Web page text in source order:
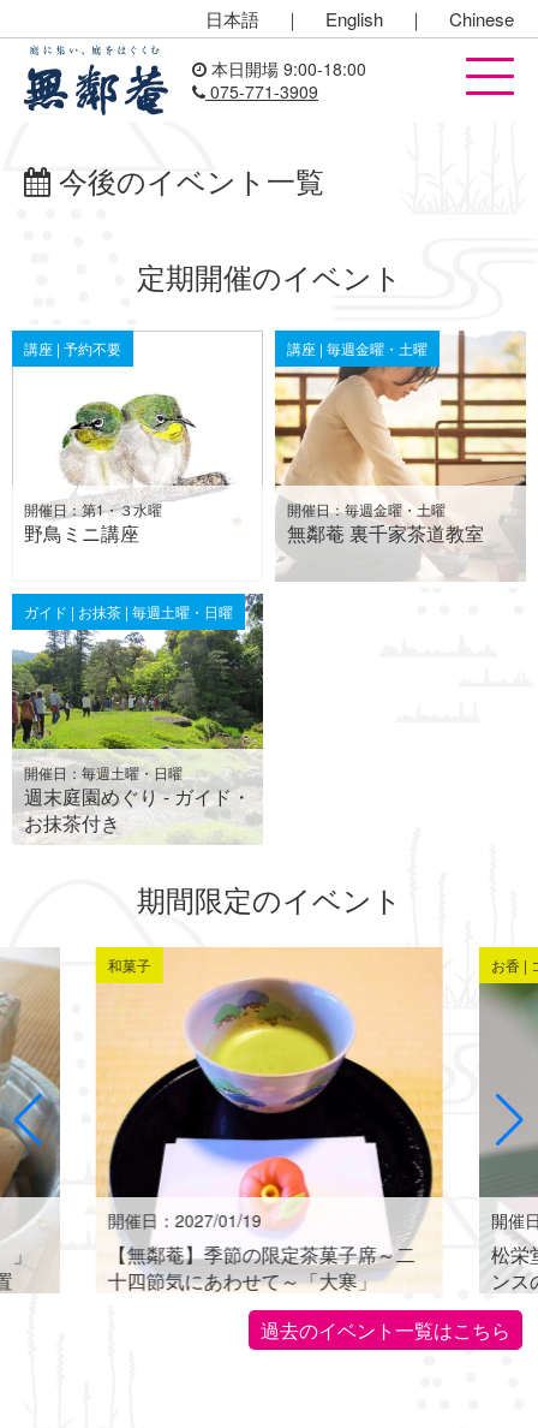
日本語 ｜ English ｜ Chinese
本日開場 9:00-18:00
075-771-3909
今後のイベント一覧
定期開催のイベント
講座 | 予約不要
開催日：第1・３水曜
野鳥ミニ講座
講座 | 毎週金曜・土曜
開催日：毎週金曜・土曜
無鄰菴 裏千家茶道教室
ガイド | お抹茶 | 毎週土曜・日曜
開催日：毎週土曜・日曜
週末庭園めぐり - ガイド・
お抹茶付き
期間限定のイベント
和菓子
開催日：2027/01/19
【無鄰菴】季節の限定茶菓子席～二
十四節気にあわせて～「大寒」
お香 |
開催
松栄
ンス
世界
過去のイベント一覧はこちら